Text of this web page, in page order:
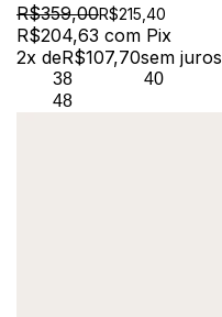
R$359,00R$215,40
R$204,63 com Pix
2x deR$107,70sem juros
38 40
48